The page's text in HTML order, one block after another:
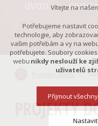
Projekty domů
Vítejte na
Potřebujeme nastavit
technologie, aby
vašim potřebám a vy na
potřebujete. Soubory
webu nikdy neslouží ke
uživatelů
Přijmout
Nastavit